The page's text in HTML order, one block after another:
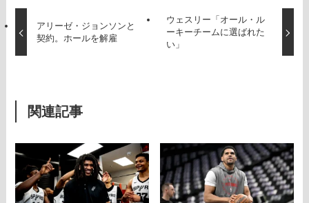
アリーゼ・ジョンソンと
契約。ホールを解雇
ウェスリー「オール・ル
ーキーチームに選ばれた
い」
関連記事